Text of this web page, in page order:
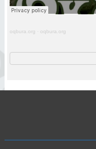
oqbura.org · oqbura.org